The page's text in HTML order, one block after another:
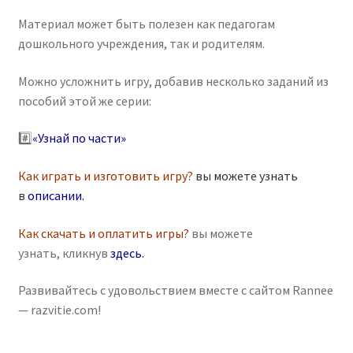
Материал может быть полезен как педагогам
дошкольного учреждения, так и родителям.
Можно усложнить игру, добавив несколько заданий из
пособий этой же серии:
#️⃣ «Узнай по части»
Как играть и изготовить игру? вы можете узнать
в описании.
Как скачать и оплатить игры? вы можете
узнать, кликнув здесь.
Развивайтесь с удовольствием вместе с сайтом Rannee
— razvitie.com!